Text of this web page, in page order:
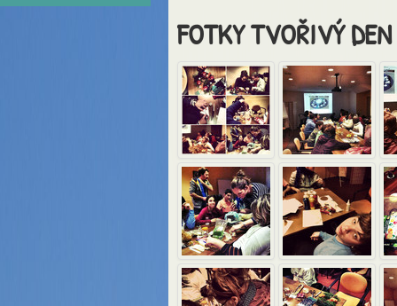
FOTKY TVOŘIVÝ DEN